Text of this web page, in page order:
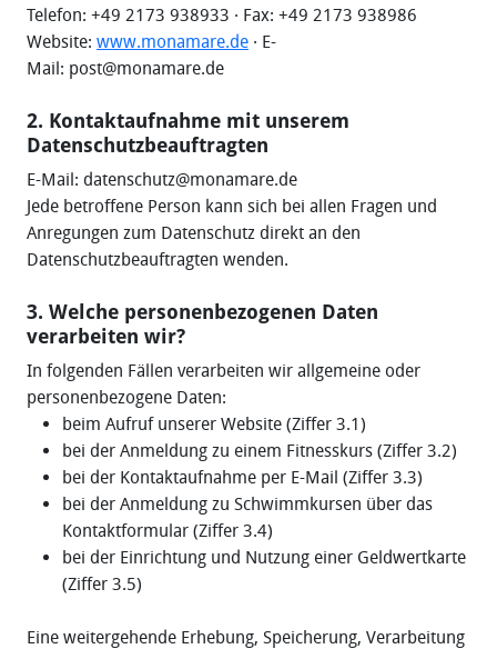
Telefon: +49 2173 938933 · Fax: +49 2173 938986
Website: www.monamare.de · E-
Mail: post@monamare.de
2. Kontaktaufnahme mit unserem
Datenschutzbeauftragten
E-Mail: datenschutz@monamare.de
Jede betroffene Person kann sich bei allen Fragen und
Anregungen zum Datenschutz direkt an den
Datenschutzbeauftragten wenden.
3. Welche personenbezogenen Daten
verarbeiten wir?
In folgenden Fällen verarbeiten wir allgemeine oder
personenbezogene Daten:
beim Aufruf unserer Website (Ziffer 3.1)
bei der Anmeldung zu einem Fitnesskurs (Ziffer 3.2)
bei der Kontaktaufnahme per E-Mail (Ziffer 3.3)
bei der Anmeldung zu Schwimmkursen über das
Kontaktformular (Ziffer 3.4)
bei der Einrichtung und Nutzung einer Geldwertkarte
(Ziffer 3.5)
Eine weitergehende Erhebung, Speicherung, Verarbeitung